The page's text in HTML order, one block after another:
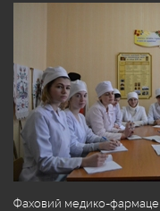
Фаховий медико-